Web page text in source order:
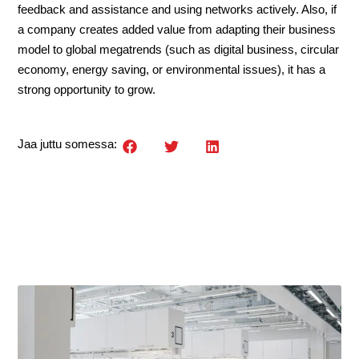
feedback and assistance and using networks actively. Also, if
a company creates added value from adapting their business
model to global megatrends (such as digital business, circular
economy, energy saving, or environmental issues), it has a
strong opportunity to grow.
Jaa juttu somessa: